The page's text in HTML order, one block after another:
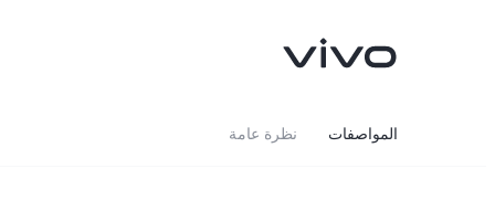
نظرة عامة المواصفات